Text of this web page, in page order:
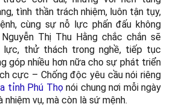
tình thần trách nhiệm, luôn tận tụy,
cùng sự nỗ lực phấn đấu không
Thị Thu Hằng chắc chắn sẽ
lực, thử thách trong nghề, tiếp tục
góp nhiều hơn nữa cho sự phát triển
cực – Chống độc yêu cầu nói riêng
tỉnh Phú Thọnói chung nơi mỗi ngày
nhiệm vụ, mà còn là sứ mệnh.